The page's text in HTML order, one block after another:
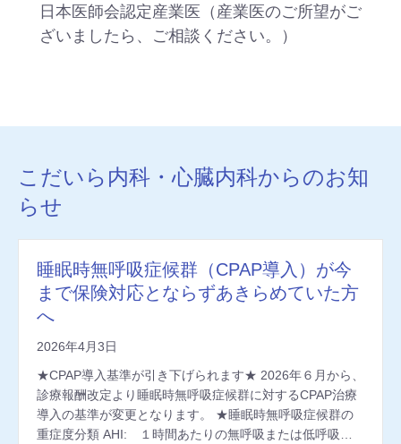
日本医師会認定産業医（産業医のご所望がご
ざいましたら、ご相談ください。）
こだいら内科・心臓内科からのお知
らせ
睡眠時無呼吸症候群（CPAP導入）が今
まで保険対応とならずあきらめていた方
へ
2026年4月3日
★CPAP導入基準が引き下げられます★ 2026年６月から、
診療報酬改定より睡眠時無呼吸症候群に対するCPAP治療
導入の基準が変更となります。 ★睡眠時無呼吸症候群の
重症度分類 AHI: １時間あたりの無呼吸または低呼吸…